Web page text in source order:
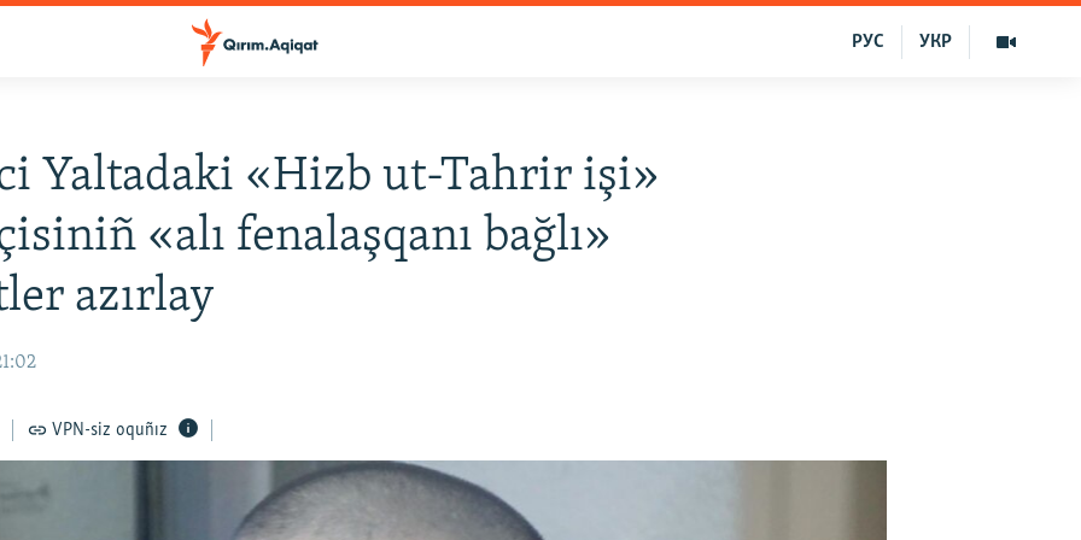
УКР
РУС
Yaltadaki «Hizb ut-Tahrir işi»
«alı fenalaşqanı bağlı»
azırlay
VPN-siz oquñız